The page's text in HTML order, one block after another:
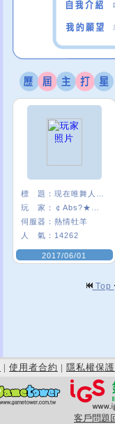
標 題：
玩 家：
伺服器： 熱情牡羊
人 氣： 14262
2017/06/01
Top
| 使用者合約 | 隱私權保護
客戶問題